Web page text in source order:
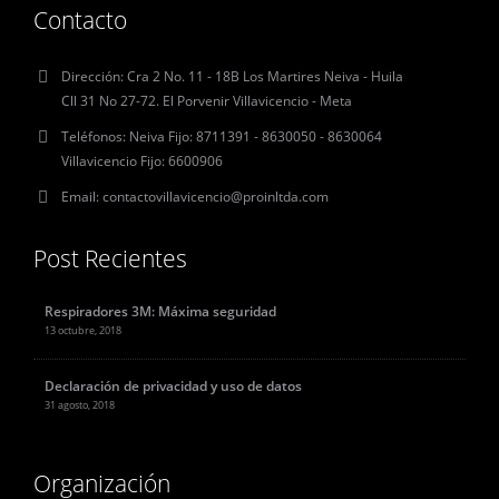
Contacto
Dirección:Cra 2 No. 11 - 18B Los Martires Neiva - Huila
Cll 31 No 27-72. El Porvenir Villavicencio - Meta
Teléfonos: Neiva Fijo: 8711391 - 8630050 - 8630064
Villavicencio Fijo: 6600906
Email:contactovillavicencio@proinltda.com
Post Recientes
Respiradores 3M: Máxima seguridad
13 octubre, 2018
Declaración de privacidad y uso de datos
31 agosto, 2018
Organización